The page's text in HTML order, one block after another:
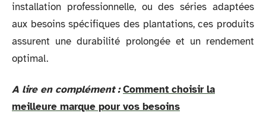
installation professionnelle, ou des séries adaptées
aux besoins spécifiques des plantations, ces produits
assurent une durabilité prolongée et un rendement
optimal.
A lire en complément : Comment choisir la
meilleure marque pour vos besoins